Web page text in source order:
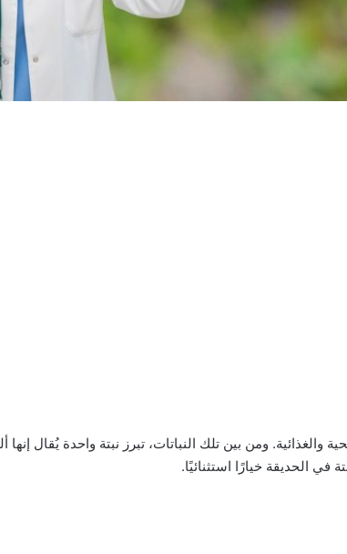
ومن بين تلك النباتات، تبرز نبتة واحدة يُقال إنها
الحديقة خيارًا استثنائيًا.